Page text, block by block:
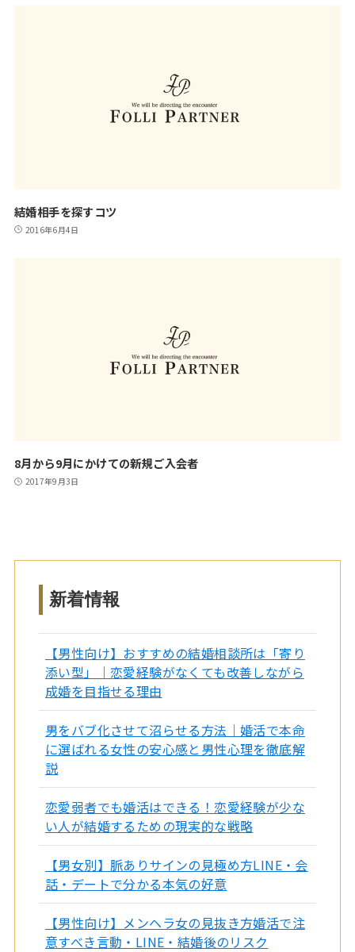
結婚相手を探すコツ
2016年6月4日
8月から9月にかけての新規ご入会者
2017年9月3日
新着情報
【男性向け】おすすめの結婚相談所は「寄り
添い型」｜恋愛経験がなくても改善しながら
成婚を目指せる理由
男をバブ化させて沼らせる方法｜婚活で本命
に選ばれる女性の安心感と男性心理を徹底解
説
恋愛弱者でも婚活はできる！恋愛経験が少な
い人が結婚するための現実的な戦略
【男女別】脈ありサインの見極め方LINE・会
話・デートで分かる本気の好意
【男性向け】メンヘラ女の見抜き方婚活で注
意すべき言動・LINE・結婚後のリスク